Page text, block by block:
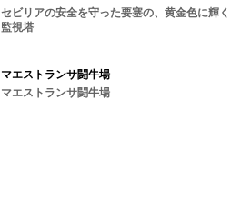
セビリアの安全を守った要塞の、黄金色に輝く
監視塔
マエストランサ闘牛場
マエストランサ闘牛場